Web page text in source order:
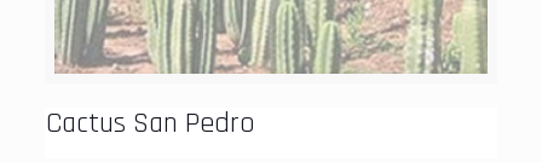
Cactus San Pedro